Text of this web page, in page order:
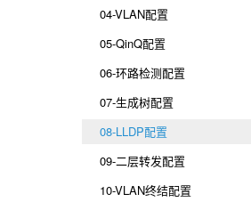
04-VLAN配置
05-QinQ配置
06-环路检测配置
07-生成树配置
08-LLDP配置
09-二层转发配置
10-VLAN终结配置